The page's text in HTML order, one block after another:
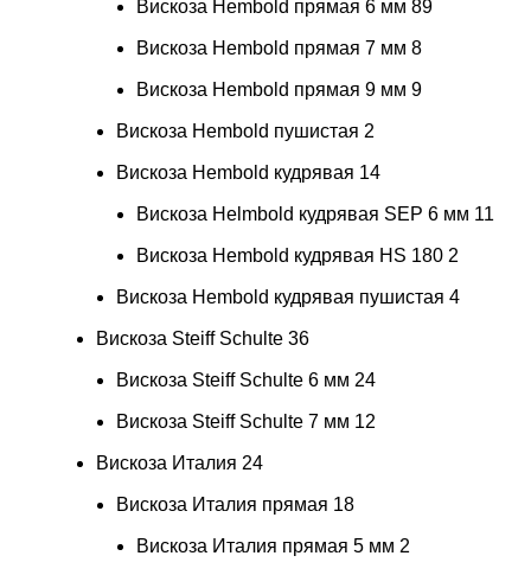
Вискоза Hembold прямая 6 мм 89
Вискоза Hembold прямая 7 мм 8
Вискоза Hembold прямая 9 мм 9
Вискоза Hembold пушистая 2
Вискоза Hembold кудрявая 14
Вискоза Helmbold кудрявая SEP 6 мм 11
Вискоза Hembold кудрявая HS 180 2
Вискоза Hembold кудрявая пушистая 4
Вискоза Steiff Schulte 36
Вискоза Steiff Schulte 6 мм 24
Вискоза Steiff Schulte 7 мм 12
Вискоза Италия 24
Вискоза Италия прямая 18
Вискоза Италия прямая 5 мм 2